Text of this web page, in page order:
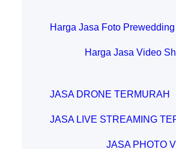
Harga Jasa Foto
Harga Jasa Video
JASA DRONE TERMURAH
JASA LIVE STREAMING
JASA PHOTO